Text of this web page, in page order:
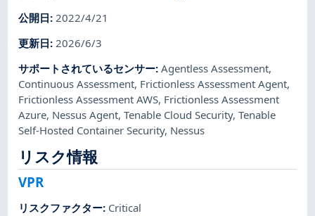
公開日: 2022/4/21
更新日: 2026/6/3
サポートされているセンサー:Agentless Assessment,
Continuous Assessment, Frictionless Assessment Agent,
Frictionless Assessment AWS, Frictionless Assessment
Azure, Nessus Agent,Tenable Cloud Security,Tenable
Self-Hosted Container Security, Nessus
リスク情報
VPR
リスクファクター: Critical